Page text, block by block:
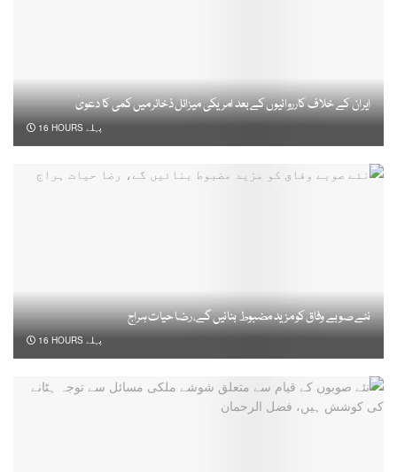
ایران کے خلاف کارروائیوں کے بعد امریکی میزائل ذخائر میں کمی کا دعویٰ
16 HOURS پہلے
نئے صوبے وفاق کو مزید مضبوط بنائیں گے، رضا حیات ہراج
16 HOURS پہلے